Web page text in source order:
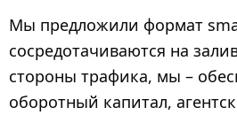
Мы предложили формат
сосредотачиваются на
стороны трафика, мы –
оборотный капитал,